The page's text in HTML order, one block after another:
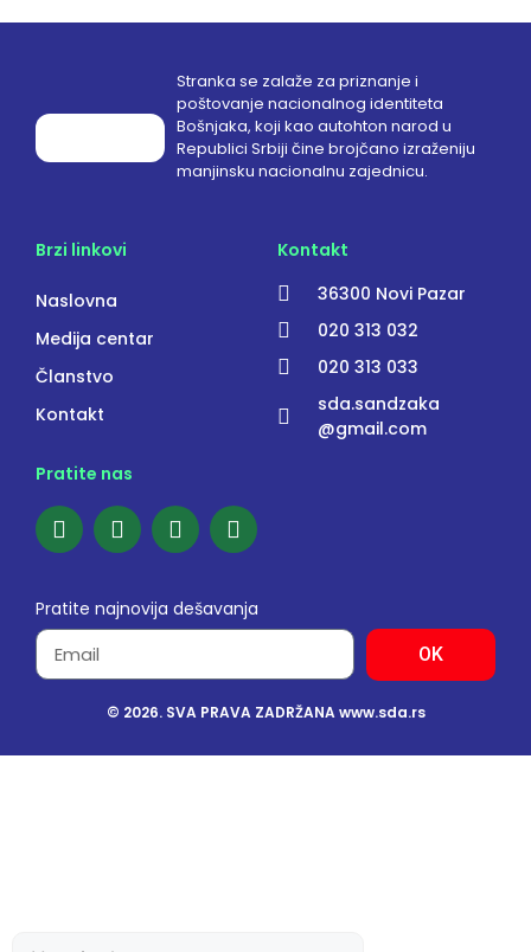
Stranka se zalaže za priznanje i
poštovanje nacionalnog identiteta
Bošnjaka, koji kao autohton narod u
Republici Srbiji čine brojčano izraženiju
manjinsku nacionalnu zajednicu.
Brzi linkovi
Naslovna
Medija centar
Članstvo
Kontakt
Kontakt
36300 Novi Pazar
020 313 032
020 313 033
sda.sandzaka
@gmail.com
Pratite nas
Pratite najnovija dešavanja
OK
© 2026. SVA PRAVA ZADRŽANA www.sda.rs